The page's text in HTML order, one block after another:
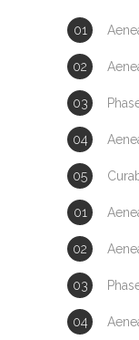
GDJE
Hairvetica
Petra